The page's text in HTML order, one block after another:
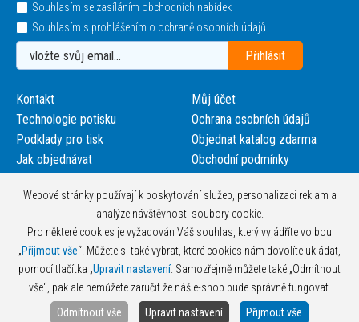
Webové stránky používají k poskytování služeb, personalizaci reklam a
analýze návštěvnosti soubory cookie.
Pro některé cookies je vyžadován Váš souhlas, který vyjádříte volbou
„Přijmout vše“. Můžete si také vybrat, které cookies nám dovolíte ukládat,
pomocí tlačítka „Upravit nastavení. Samozřejmě můžete také „Odmítnout
vše“, pak ale nemůžete zaručit že náš e-shop bude správně fungovat.
Odmítnout vše
Upravit nastavení Přijmout vše
Souhlasím se zasíláním obchodních nabídek
Souhlasím s prohlášením o ochraně osobních údajů
Kontakt
Technologie potisku
Podklady pro tisk
Jak objednávat
Můj účet
Ochrana osobních údajů
Objednat katalog zdarma
Obchodní podmínky